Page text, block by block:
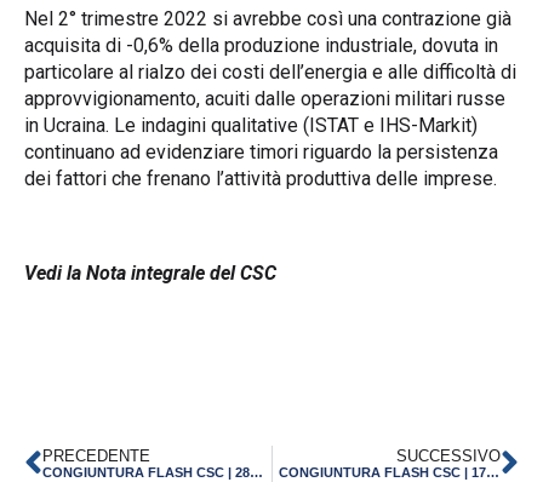
Nel 2° trimestre 2022 si avrebbe così una contrazione già
acquisita di -0,6% della produzione industriale, dovuta in
particolare al rialzo dei costi dell’energia e alle difficoltà di
approvvigionamento, acuiti dalle operazioni militari russe
in Ucraina. Le indagini qualitative (ISTAT e IHS-Markit)
continuano ad evidenziare timori riguardo la persistenza
dei fattori che frenano l’attività produttiva delle imprese.
Vedi la Nota integrale del CSC
PRECEDENTE
CONGIUNTURA FLASH CSC | 28 MAGGIO 2022
SUCCESSIVO
CONGIUNTURA FLASH CSC | 17 GIUGNO 2022